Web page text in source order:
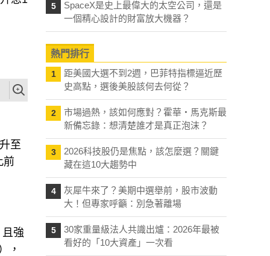
至
前
強
，
5
SpaceX是史上最偉大的太空公司，還是
一個精心設計的財富放大機器？
熱門排行
1
距美國大選不到2週，巴菲特指標逼近歷
史高點，選後美股該何去何從？
2
市場過熱，該如何應對？霍華・馬克斯最
新備忘錄：想清楚誰才是真正泡沫？
3
2026科技股仍是焦點，該怎麼選？關鍵
藏在這10大趨勢中
4
灰犀牛來了？美期中選舉前，股市波動
大！但專家呼籲：別急著離場
5
30家重量級法人共識出爐：2026年最被
看好的「10大資產」一次看